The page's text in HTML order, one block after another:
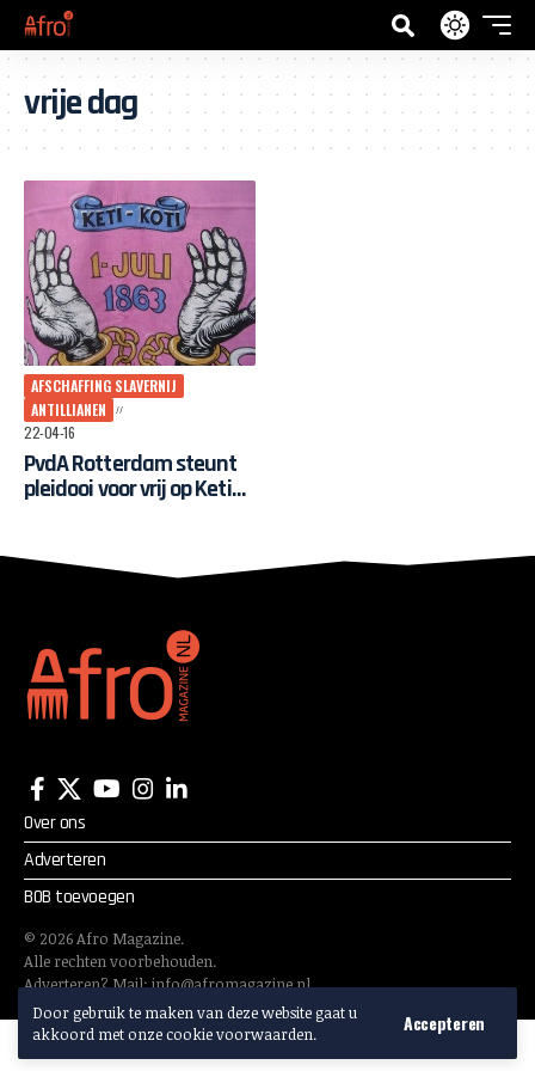
Door gebruik te maken van deze website gaat u
akkoord met onze cookie voorwaarden.
Accepteren
vrije dag
AFSCHAFFING SLAVERNIJ
ANTILLIANEN
22-04-16
PvdA Rotterdam steunt
pleidooi voor vrij op Keti
Over ons
Adverteren
BOB toevoegen
© 2026Afro Magazine.
Alle rechten voorbehouden.
Adverteren? Mail:info@afromagazine.nl